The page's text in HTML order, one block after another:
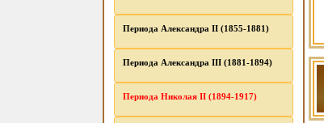
Периода Александра II (1855-1881)
Периода Александра III (1881-1894)
Периода Николая II (1894-1917)